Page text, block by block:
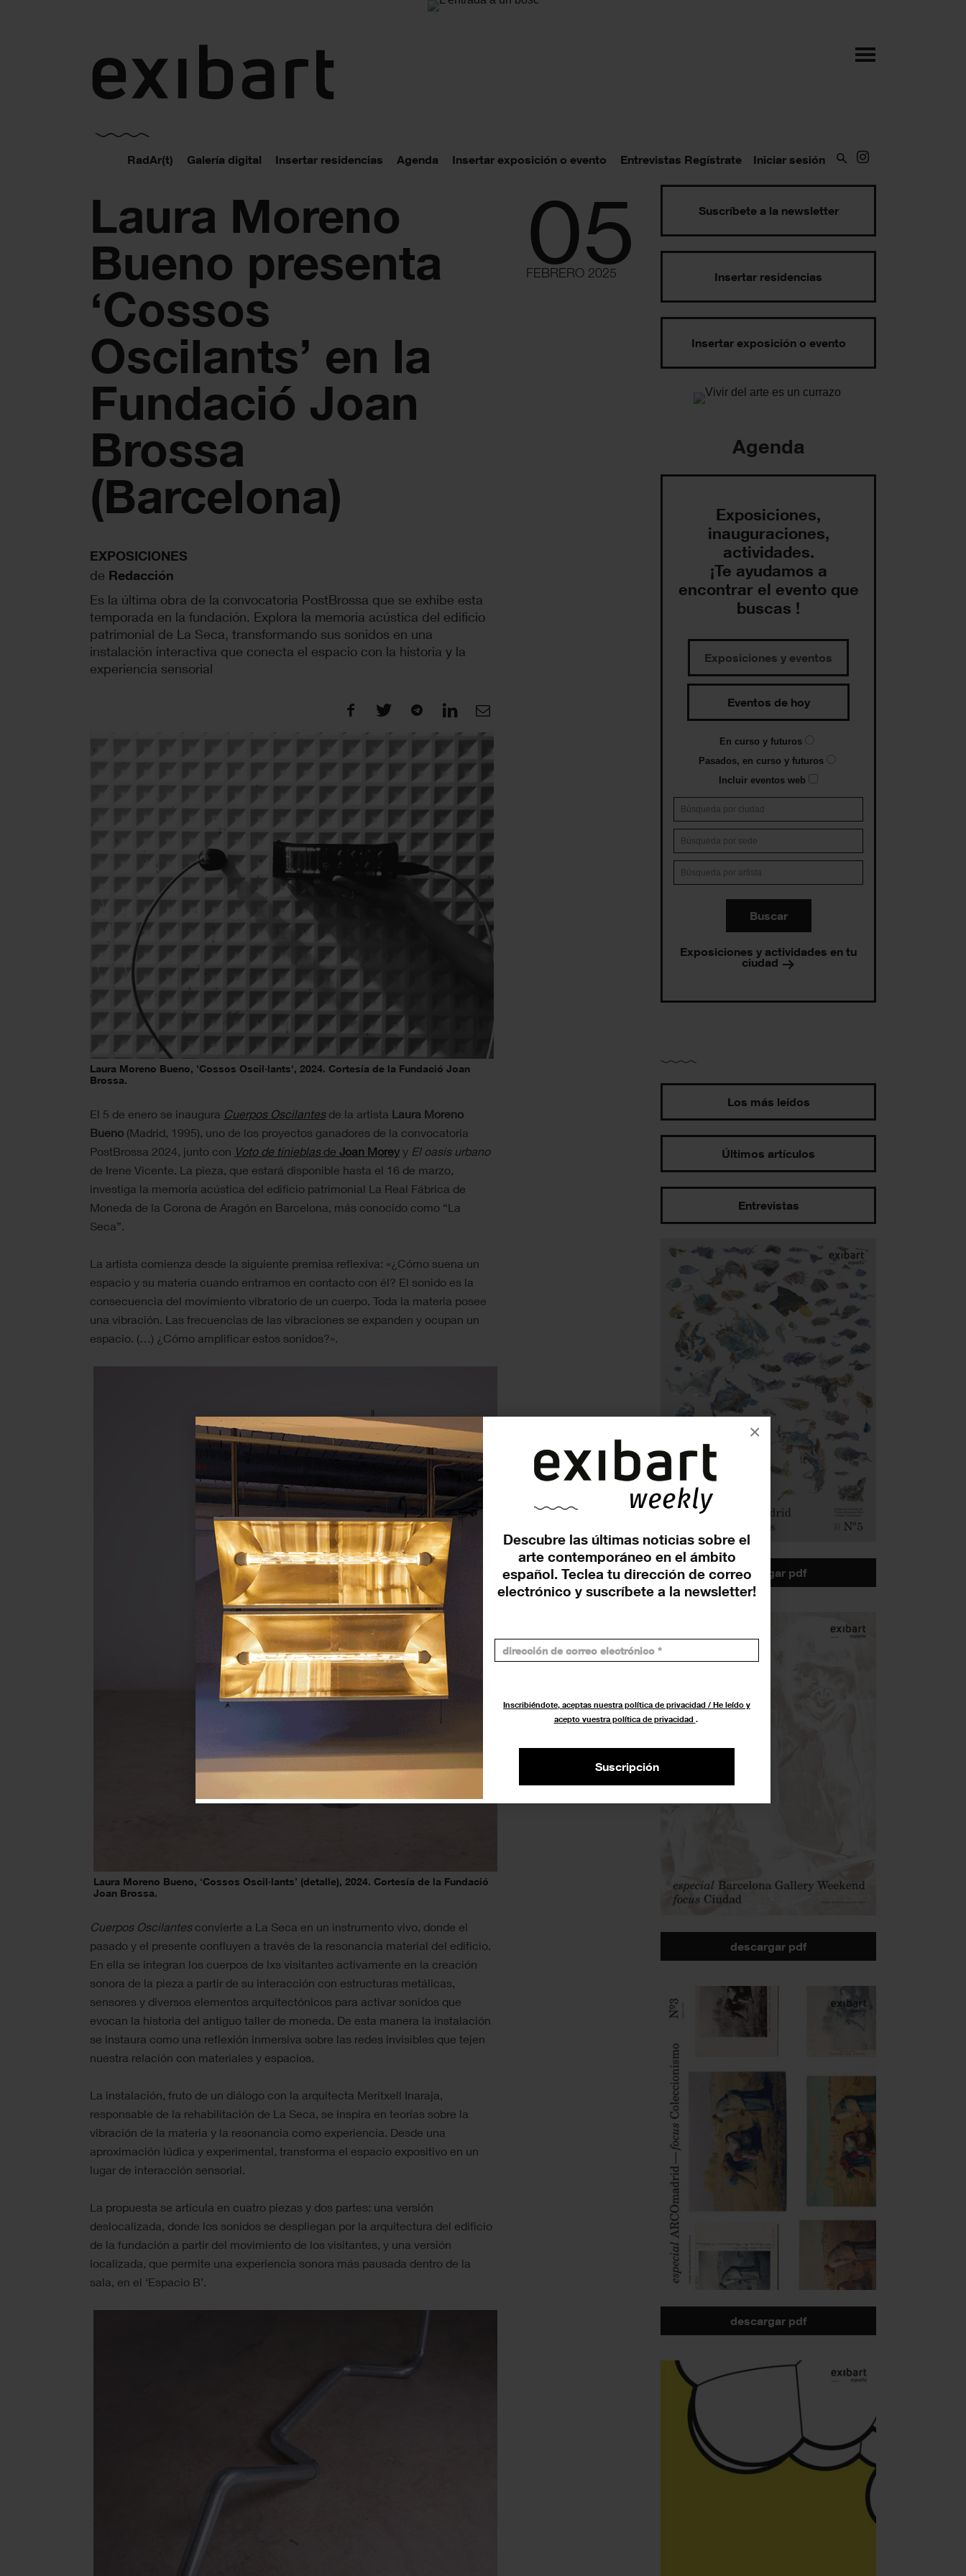
Descubre las últimas noticias sobre el
arte contemporáneo en el ámbito
español. Teclea tu dirección de correo
electrónico y suscríbete a la newsletter!
Inscribiéndote, aceptas nuestra política de privacidad / He leído y
acepto vuestra política de privacidad .
Suscripción
×
RadAr(t) Galería digital Insertar residencias Agenda Insertar exposición o evento Entrevistas Regístrate Iniciar sesión
05
FEBRERO 2025
Laura Moreno
Bueno presenta
‘Cossos
Oscilants’ en la
Fundació Joan
Brossa
(Barcelona)
EXPOSICIONES
de Redacción
Es la última obra de la convocatoria PostBrossa que se exhibe esta
temporada en la fundación. Explora la memoria acústica del edificio
patrimonial de La Seca, transformando sus sonidos en una
instalación interactiva que conecta el espacio con la historia y la
experiencia sensorial
Laura Moreno Bueno, 'Cossos Oscil·lants', 2024. Cortesía de la Fundació Joan
Brossa.
El 5 de enero se inaugura Cuerpos Oscilantesde la artista Laura Moreno
Bueno (Madrid, 1995), uno de los proyectos ganadores de la convocatoria
PostBrossa 2024, junto con Voto de tinieblasde Joan Morey y El oasis urbano
de Irene Vicente. La pieza, que estará disponible hasta el 16 de marzo,
investiga la memoria acústica del edificio patrimonial La Real Fábrica de
Moneda de la Corona de Aragón en Barcelona, más conocido como “La
Seca”.
La artista comienza desde la siguiente premisa reflexiva: «¿Cómo suena un
espacio y su materia cuando entramos en contacto con él? El sonido es la
consecuencia del movimiento vibratorio de un cuerpo. Toda la materia posee
una vibración. Las frecuencias de las vibraciones se expanden y ocupan un
espacio. (…) ¿Cómo amplificar estos sonidos?».
Laura Moreno Bueno, ‘Cossos Oscil·lants’ (detalle), 2024. Cortesía de la Fundació
Joan Brossa.
Cuerpos Oscilantesconvierte a La Seca en un instrumento vivo, donde el
pasado y el presente confluyen a través de la resonancia material del edificio.
En ella se integran los cuerpos de lxs visitantes activamente en la creación
sonora de la pieza a partir de su interacción con estructuras metálicas,
sensores y diversos elementos arquitectónicos para activar sonidos que
evocan la historia del antiguo taller de moneda. De esta manera la instalación
se instaura como una reflexión inmersiva sobre las redes invisibles que tejen
nuestra relación con materiales y espacios.
La instalación, fruto de un diálogo con la arquitecta Meritxell Inaraja,
responsable de la rehabilitación de La Seca, se inspira en teorías sobre la
vibración de la materia y la resonancia como experiencia. Desde una
aproximación lúdica y experimental, transforma el espacio expositivo en un
lugar de interacción sensorial.
La propuesta se articula en cuatro piezas y dos partes: una versión
deslocalizada, donde los sonidos se despliegan por la arquitectura del edificio
de la fundación a partir del movimiento de los visitantes, y una versión
localizada, que permite una experiencia sonora más pausada dentro de la
sala, en el ‘Espacio B’.
Suscríbete a la newsletter
Insertar residencias
Insertar exposición o evento
Agenda
Exposiciones,
inauguraciones,
actividades.
¡Te ayudamos a
encontrar el evento que
buscas !
Exposiciones y eventos
Eventos de hoy
En curso y futuros
Pasados, en curso y futuros
Incluir eventos web
Buscar
Exposiciones y actividades en tu
ciudad
Los más leídos
Últimos artículos
Entrevistas
descargar pdf
descargar pdf
descargar pdf